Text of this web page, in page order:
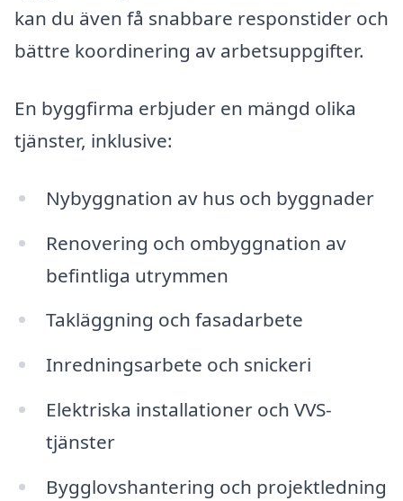
kan du även få snabbare responstider och
bättre koordinering av arbetsuppgifter.
En byggfirma erbjuder en mängd olika
tjänster, inklusive:
Nybyggnation av hus och byggnader
Renovering och ombyggnation av
befintliga utrymmen
Takläggning och fasadarbete
Inredningsarbete och snickeri
Elektriska installationer och VVS-
tjänster
Bygglovshantering och projektledning